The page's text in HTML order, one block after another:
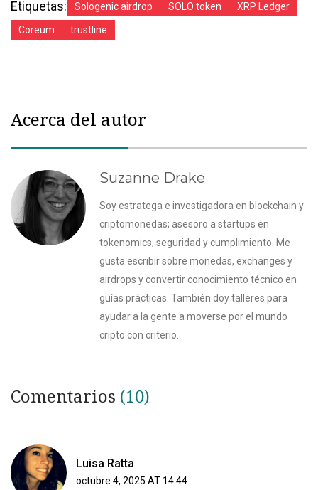
Etiquetas: Sologenic airdrop SOLO token XRP Ledger
Coreum trustline
Acerca del autor
Suzanne Drake
Soy estratega e investigadora en blockchain y
criptomonedas; asesoro a startups en
tokenomics, seguridad y cumplimiento. Me
gusta escribir sobre monedas, exchanges y
airdrops y convertir conocimiento técnico en
guías prácticas. También doy talleres para
ayudar a la gente a moverse por el mundo
cripto con criterio.
Comentarios (10)
Luisa Ratta
octubre 4, 2025 AT 14:44